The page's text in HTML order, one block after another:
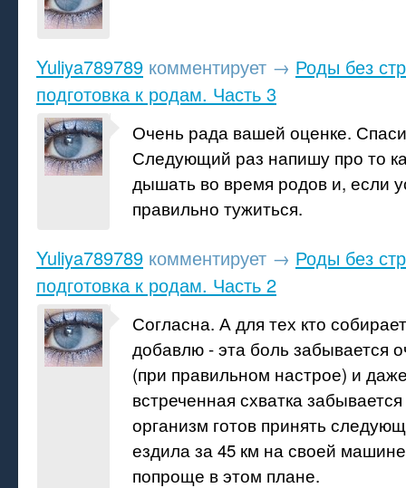
Yuliya789789 комментирует → Роды без
подготовка к родам. Часть 3
Очень рада вашей оценке.
Следующий раз напишу про то
дышать во время родов и, если
правильно тужиться.
Yuliya789789 комментирует → Роды без
подготовка к родам. Часть 2
Согласна. А для тех кто
добавлю - эта боль забывается
(при правильном настрое) и
встреченная схватка
организм готов принять
ездила за 45 км на своей
попроще в этом плане.